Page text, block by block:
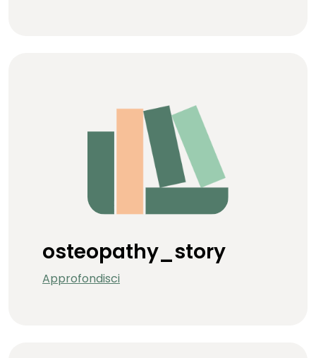
osteopathy_story
Approfondisci